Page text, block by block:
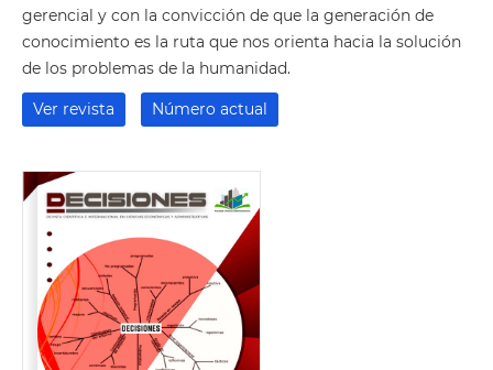
gerencial y con la convicción de que la generación de
conocimiento es la ruta que nos orienta hacia la solución
de los problemas de la humanidad.
Ver revista Número actual